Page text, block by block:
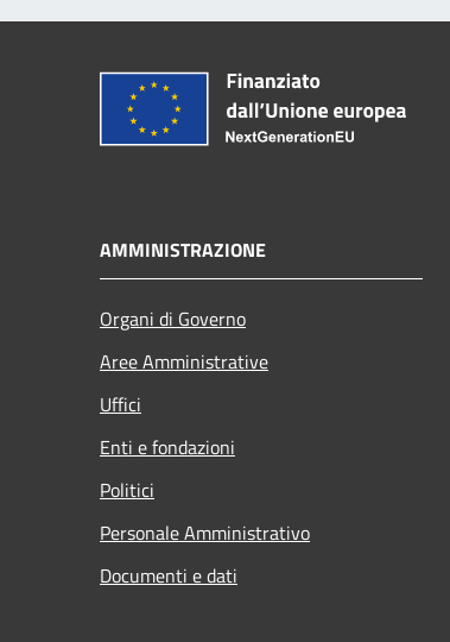
AMMINISTRAZIONE
Organi di Governo
Aree Amministrative
Uffici
Enti e fondazioni
Politici
Personale Amministrativo
Documenti e dati